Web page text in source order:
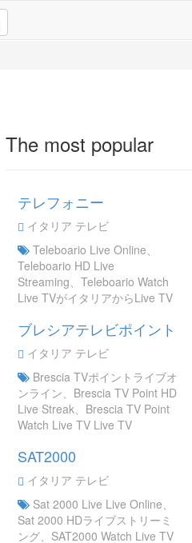
The most popular
テレフォニー
イタリア テレビ
Teleboario Live Online、
Teleboario HD Live
Streaming、Teleboario Watch
Live TVがイタリアからLive TV
ブレシアテレビポイント
イタリア テレビ
Brescia TVポイントライブオ
ンライン、Brescia TV Point HD
Live Streak、Brescia TV Point
Watch Live TV Live TV
SAT2000
イタリア テレビ
Sat 2000 Live Live Online、
Sat 2000 HDライブストリーミ
ング、SAT2000 Watch Live TV